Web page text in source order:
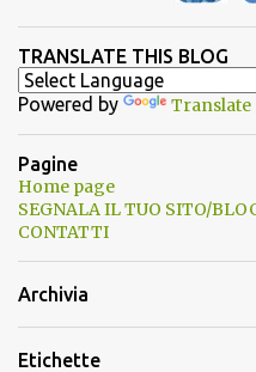
TRANSLATE THIS BLOG
Powered by Translate
Pagine
Home page
SEGNALA IL TUO SITO/
CONTATTI
Archivia
Etichette